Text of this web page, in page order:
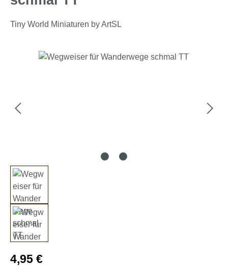
Tiny World Miniaturen by ArtSL
Bildergalerie überspringen
Regulärer Preis:
4,95 €